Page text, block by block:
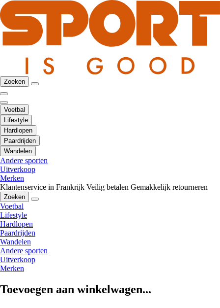
Zoeken
Voetbal
Lifestyle
Hardlopen
Paardrijden
Wandelen
Andere sporten
Uitverkoop
Merken
Klantenservice in Frankrijk Veilig betalen Gemakkelijk retourneren
Zoeken
Voetbal
Lifestyle
Hardlopen
Paardrijden
Wandelen
Andere sporten
Uitverkoop
Merken
Toevoegen aan winkelwagen...